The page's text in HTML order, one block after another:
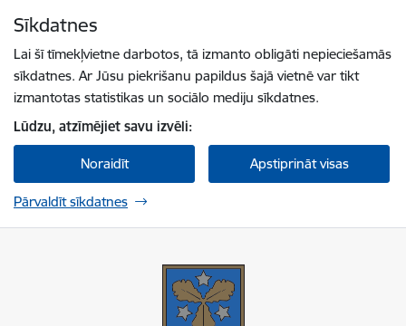
Sīkdatnes
Lai šī tīmekļvietne darbotos, tā izmanto obligāti nepieciešamās
sīkdatnes. Ar Jūsu piekrišanu papildus šajā vietnē var tikt
izmantotas statistikas un sociālo mediju sīkdatnes.
Lūdzu, atzīmējiet savu izvēli:
Noraidīt Apstiprināt visas
Pārvaldīt sīkdatnes